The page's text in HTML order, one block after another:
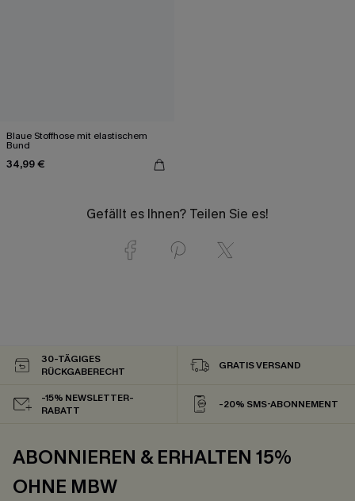
Blaue Stoffhose mit elastischem
Bund
34,99 €
Gefällt es Ihnen? Teilen Sie es!
30-TÄGIGES
RÜCKGABERECHT
GRATIS VERSAND
-15% NEWSLETTER-
RABATT
-20% SMS-ABONNEMENT
ABONNIEREN & ERHALTEN 15%
OHNE MBW